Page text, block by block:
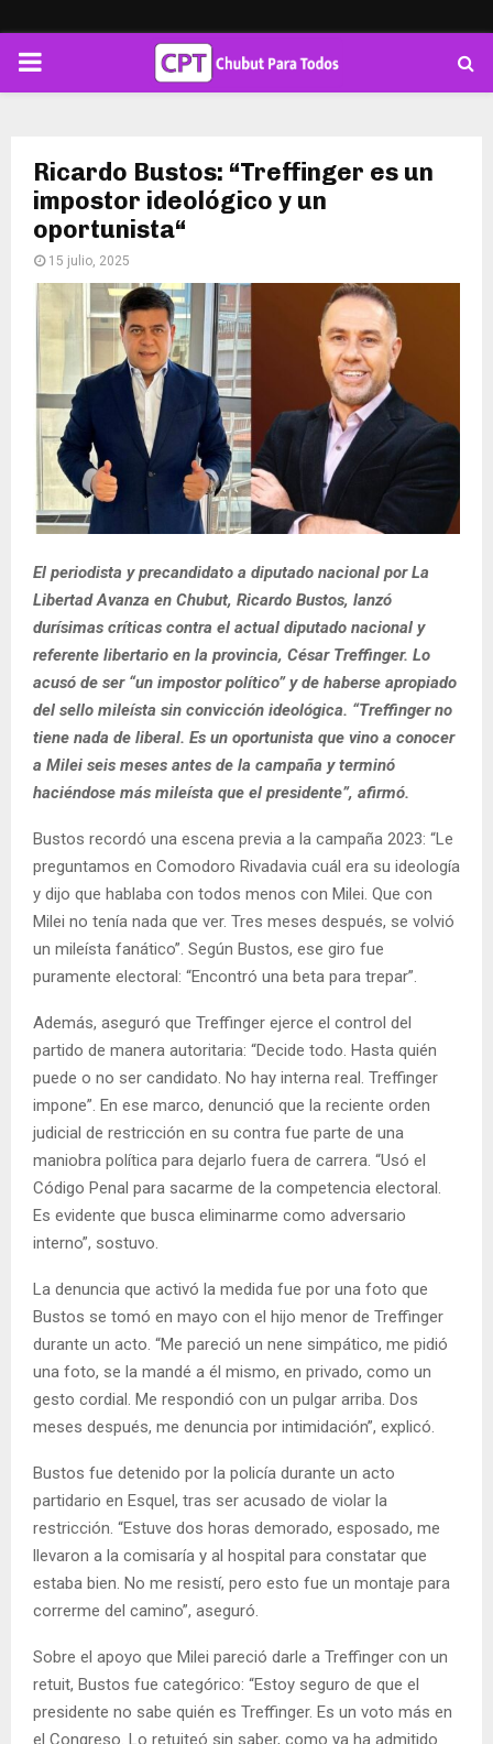
PRIMARY
Ricardo Bustos: “Treffinger es un
impostor ideológico y un
oportunista“
15 julio, 2025
El periodista y precandidato a diputado nacional por La
Libertad Avanza en Chubut, Ricardo Bustos, lanzó
durísimas críticas contra el actual diputado nacional y
referente libertario en la provincia, César Treffinger. Lo
acusó de ser “un impostor político” y de haberse apropiado
del sello mileísta sin convicción ideológica. “Treffinger no
tiene nada de liberal. Es un oportunista que vino a conocer
a Milei seis meses antes de la campaña y terminó
haciéndose más mileísta que el presidente”, afirmó.
Bustos recordó una escena previa a la campaña 2023: “Le
preguntamos en Comodoro Rivadavia cuál era su ideología
y dijo que hablaba con todos menos con Milei. Que con
Milei no tenía nada que ver. Tres meses después, se volvió
un mileísta fanático”. Según Bustos, ese giro fue
puramente electoral: “Encontró una beta para trepar”.
Además, aseguró que Treffinger ejerce el control del
partido de manera autoritaria: “Decide todo. Hasta quién
puede o no ser candidato. No hay interna real. Treffinger
impone”. En ese marco, denunció que la reciente orden
judicial de restricción en su contra fue parte de una
maniobra política para dejarlo fuera de carrera. “Usó el
Código Penal para sacarme de la competencia electoral.
Es evidente que busca eliminarme como adversario
interno”, sostuvo.
La denuncia que activó la medida fue por una foto que
Bustos se tomó en mayo con el hijo menor de Treffinger
durante un acto. “Me pareció un nene simpático, me pidió
una foto, se la mandé a él mismo, en privado, como un
gesto cordial. Me respondió con un pulgar arriba. Dos
meses después, me denuncia por intimidación”, explicó.
Bustos fue detenido por la policía durante un acto
partidario en Esquel, tras ser acusado de violar la
restricción. “Estuve dos horas demorado, esposado, me
llevaron a la comisaría y al hospital para constatar que
estaba bien. No me resistí, pero esto fue un montaje para
correrme del camino”, aseguró.
Sobre el apoyo que Milei pareció darle a Treffinger con un
retuit, Bustos fue categórico: “Estoy seguro de que el
presidente no sabe quién es Treffinger. Es un voto más en
el Congreso. Lo retuiteó sin saber, como ya ha admitido